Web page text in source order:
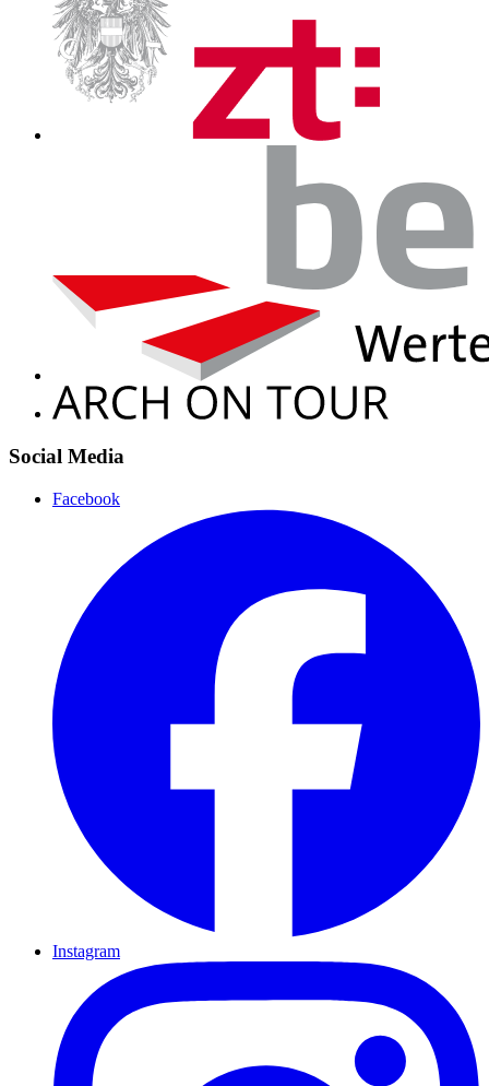
Social Media
Facebook
Instagram